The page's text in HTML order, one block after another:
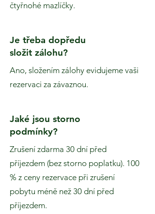
čtyřnohé mazlíčky.
Je třeba dopředu
složit zálohu?
Ano, složením zálohy evidujeme vaši
rezervaci za závaznou.
Jaké jsou storno
podmínky?
Zrušení zdarma 30 dní před
příjezdem (bez storno poplatku). 100
% z ceny rezervace při zrušení
pobytu méně než 30 dní před
příjezdem.